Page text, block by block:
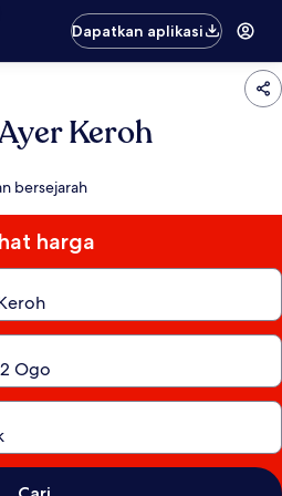
Dapatkan aplikasi
Keroh
bersejarah
harga